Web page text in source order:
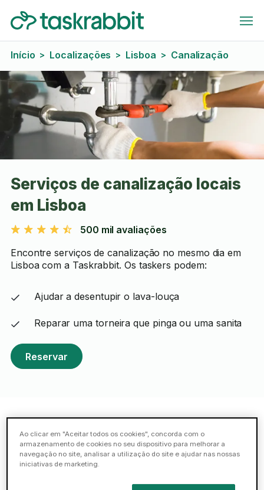
Início > Localizações > Lisboa > Canalização
Serviços de canalização locais
em Lisboa
500 mil avaliações
Encontre serviços de canalização no mesmo dia em
Lisboa com a Taskrabbit. Os taskers podem:
Ajudar a desentupir o lava-louça
Reparar uma torneira que pinga ou uma sanita
Reservar
Taskers em destaque: Lisboa
Ao clicar em "Aceitar todos os cookies", concorda com o
armazenamento de cookies no seu dispositivo para melhorar a
navegação no site, analisar a utilização do site e ajudar nas nossas
iniciativas de marketing.